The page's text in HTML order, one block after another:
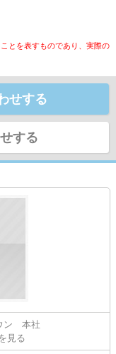
とを表すものであり、実際の
せする
する
ン 本社
見る